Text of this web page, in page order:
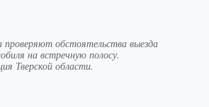
обстоятельства выезда
на встречную полосу.
Тверской области.